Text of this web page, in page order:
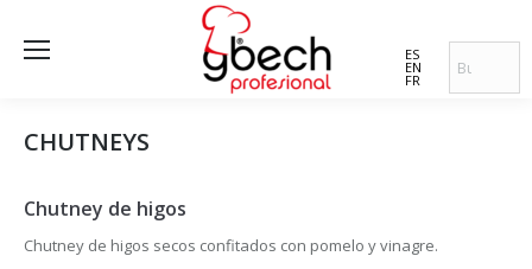
ES
EN
FR
CHUTNEYS
Chutney de higos
Chutney de higos secos confitados con pomelo y vinagre.